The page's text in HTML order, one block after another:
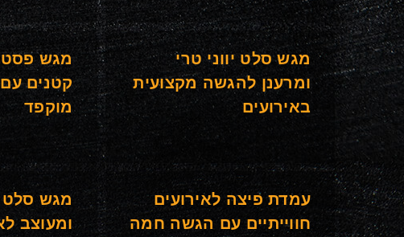
מגש סלט יווני טרי
ומרענן להגשה מקצועית
באירועים
מגש
קטנים
מוקפד
עמדת פיצה לאירועים
חווייתיים עם הגשה חמה
מגש סלט
ומעוצב